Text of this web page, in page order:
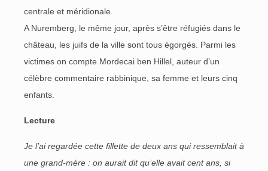
centrale et méridionale.
A Nuremberg, le même jour, après s’être réfugiés dans le
château, les juifs de la ville sont tous égorgés. Parmi les
victimes on compte Mordecai ben Hillel, auteur d’un
célèbre commentaire rabbinique, sa femme et leurs cinq
enfants.
Lecture
Je l’ai regardée cette fillette de deux ans qui ressemblait à
une grand-mère : on aurait dit qu’elle avait cent ans, si